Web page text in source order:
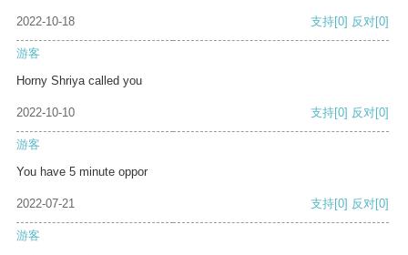
2022-10-18 支持[0] 反对[0]
游客
Horny Shriya called you
2022-10-10 支持[0] 反对[0]
游客
You have 5 minute oppor
2022-07-21 支持[0] 反对[0]
游客